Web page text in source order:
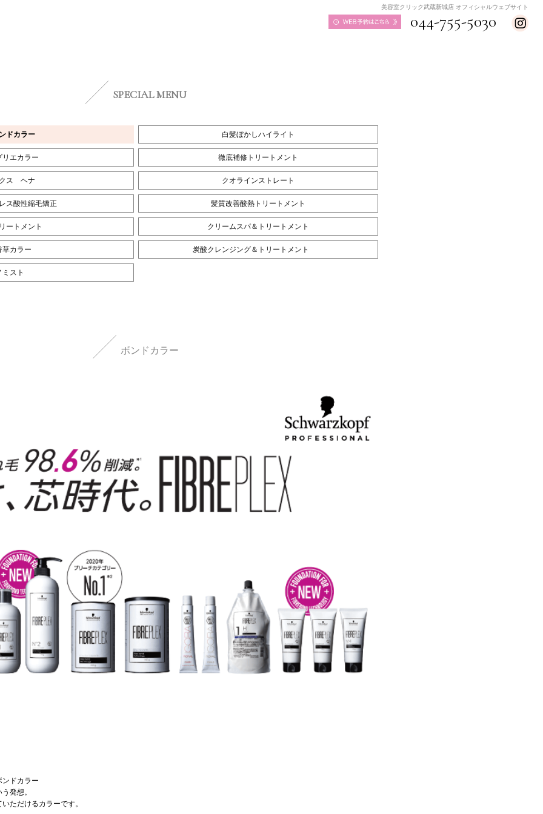
美容室クリック武蔵新城店 オフィシャルウェブサイト
044-755-5030
SPECIAL MENU
ドカラー 白髪ぼかしハイライト
リエカラー 徹底補修トリートメント
クス ヘナ クオラインストレート
ス酸性縮毛矯正 髪質改善酸熱トリートメント
リートメント クリームスパ＆トリートメント
草カラー 炭酸クレンジング＆トリートメント
ミスト
ボンドカラー
ドカラー
発想。
ただけるカラーです。